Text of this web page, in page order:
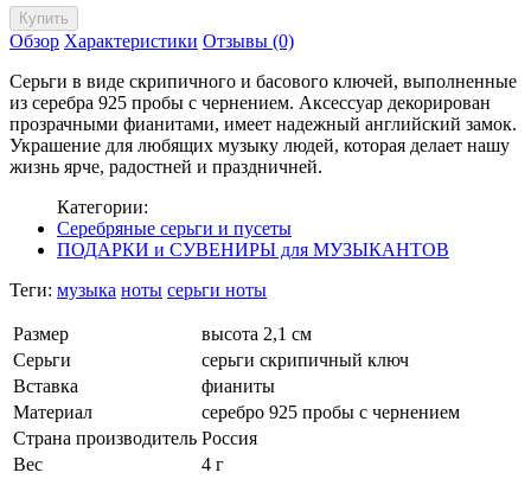
Обзор Характеристики Отзывы (0)
Серьги в виде скрипичного и басового ключей, выполненные
из серебра 925 пробы с чернением. Аксессуар декорирован
прозрачными фианитами, имеет надежный английский замок.
Украшение для любящих музыку людей, которая делает нашу
жизнь ярче, радостней и праздничней.
Категории:
Серебряные серьги и пусеты
ПОДАРКИ и СУВЕНИРЫ для МУЗЫКАНТОВ
Теги: музыка ноты серьги ноты
Размер
высота 2,1 см
Серьги
серьги скрипичный ключ
Вставка
фианиты
Материал
серебро 925 пробы c чернением
Страна производитель Россия
Вес
4 г